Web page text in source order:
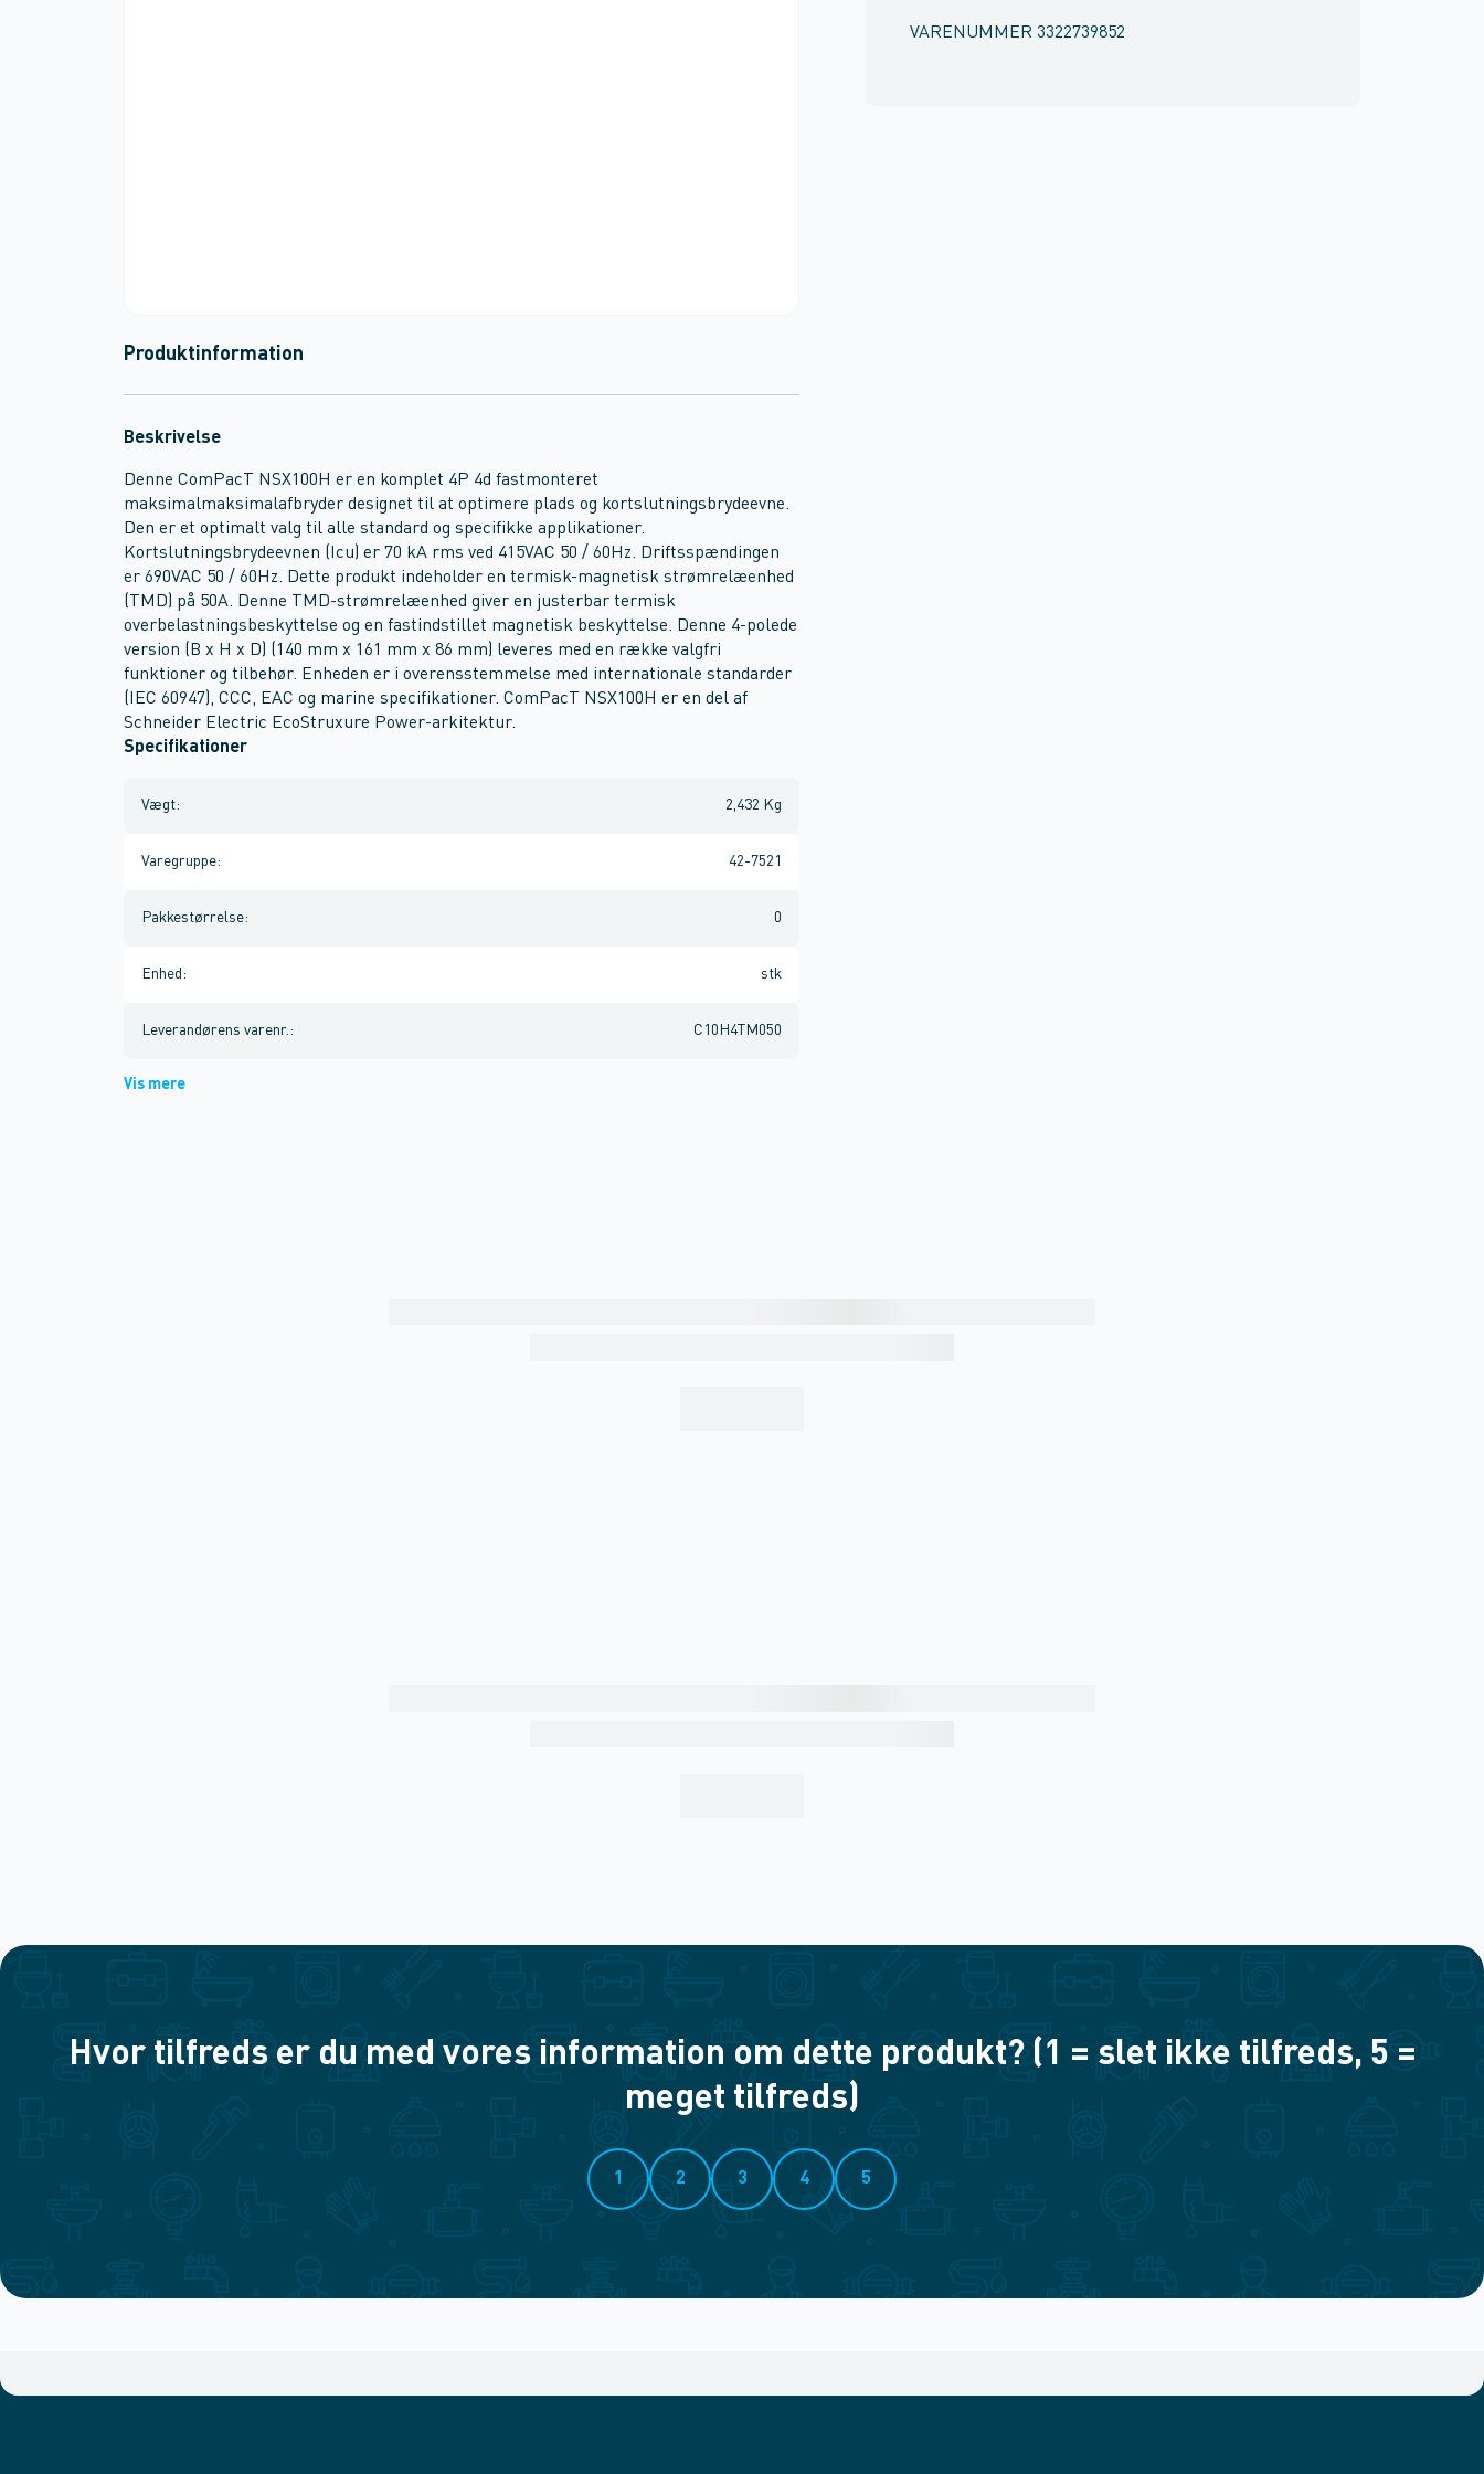
VARENUMMER 3322739852
Produktinformation
Beskrivelse
Denne ComPacT NSX100H er en komplet 4P 4d fastmonteret
maksimalmaksimalafbryder designet til at optimere plads og kortslutningsbrydeevne.
Den er et optimalt valg til alle standard og specifikke applikationer.
Kortslutningsbrydeevnen (Icu) er 70 kA rms ved 415VAC 50 / 60Hz. Driftsspændingen
er 690VAC 50 / 60Hz. Dette produkt indeholder en termisk-magnetisk strømrelæenhed
(TMD) på 50A. Denne TMD-strømrelæenhed giver en justerbar termisk
overbelastningsbeskyttelse og en fastindstillet magnetisk beskyttelse. Denne 4-polede
version (B x H x D) (140 mm x 161 mm x 86 mm) leveres med en række valgfri
funktioner og tilbehør. Enheden er i overensstemmelse med internationale standarder
(IEC 60947), CCC, EAC og marine specifikationer. ComPacT NSX100H er en del af
Schneider Electric EcoStruxure Power-arkitektur.
Specifikationer
Vægt: 2,432 Kg
Varegruppe: 42-7521
Pakkestørrelse: 0
Enhed : stk
Leverandørens varenr. : C10H4TM050
Vis mere
Hvor tilfreds er du med vores information om dette produkt? (1 = slet ikke tilfreds, 5 =
meget tilfreds)
1 2 3 4 5